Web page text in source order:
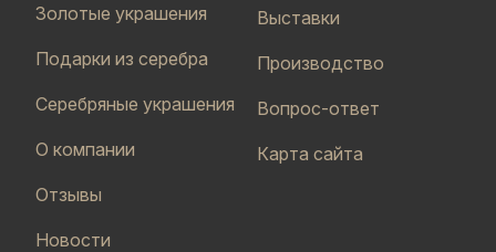
Золотые украшения
Подарки из серебра
Серебряные украшения
О компании
Отзывы
Новости
Выставки
Производство
Вопрос-ответ
Карта сайта